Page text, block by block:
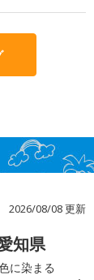
2026/08/08 更新
知県
に染まる